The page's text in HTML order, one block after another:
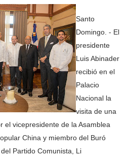
Santo
Domingo. - El
presidente
Luis Abinader
recibió en el
Palacio
Nacional la
visita de una
el vicepresidente de la Asamblea
China y miembro del Buró
Partido Comunista, Li